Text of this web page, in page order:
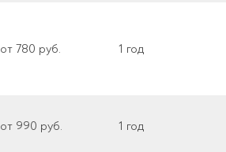
от 780 руб. 1 год
от 990 руб. 1 год